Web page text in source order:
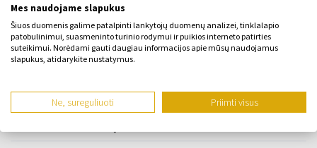
APIE ĮMONĘ
Apie mus
KONTAKTINĖ FORMA
Mes naudojame slapukus
Šiuos duomenis galime patalpinti lankytojų duomenų analizei, tinklalapio
patobulinimui, suasmeninto turinio rodymui ir puikios interneto patirties
suteikimui. Norėdami gauti daugiau informacijos apie mūsų naudojamus
slapukus, atidarykite nustatymus.
Ne, sureguliuoti Priimti visus